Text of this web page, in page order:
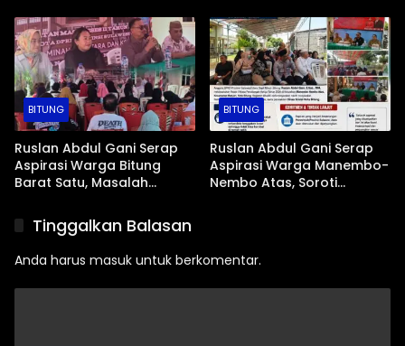
BITUNG
Ruslan Abdul Gani Serap
Aspirasi Warga Bitung
Barat Satu, Masalah
Jadi Prioritas
BITUNG
Ruslan Abdul Gani Serap
Aspirasi Warga Manembo-
Nembo Atas, Soroti
Tinggalkan Balasan
Anda harus masuk untuk berkomentar.